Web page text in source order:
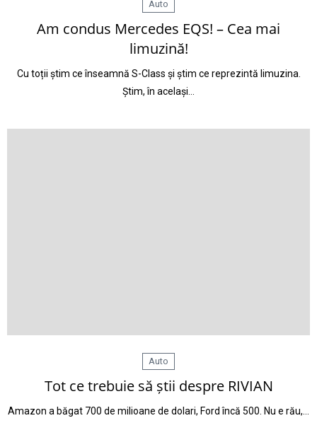
Auto
Am condus Mercedes EQS! – Cea mai
limuzină!
Cu toții știm ce înseamnă S-Class și știm ce reprezintă limuzina.
Știm, în același…
Auto
Tot ce trebuie să știi despre RIVIAN
Amazon a băgat 700 de milioane de dolari, Ford încă 500. Nu e rău,…